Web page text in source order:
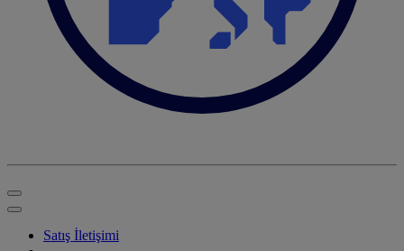
Satış İletişimi